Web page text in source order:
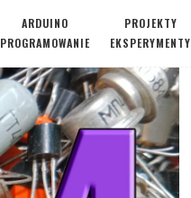
ARDUINO
PROGRAMOWANIE
PROJEKTY
EKSPERYMENTY